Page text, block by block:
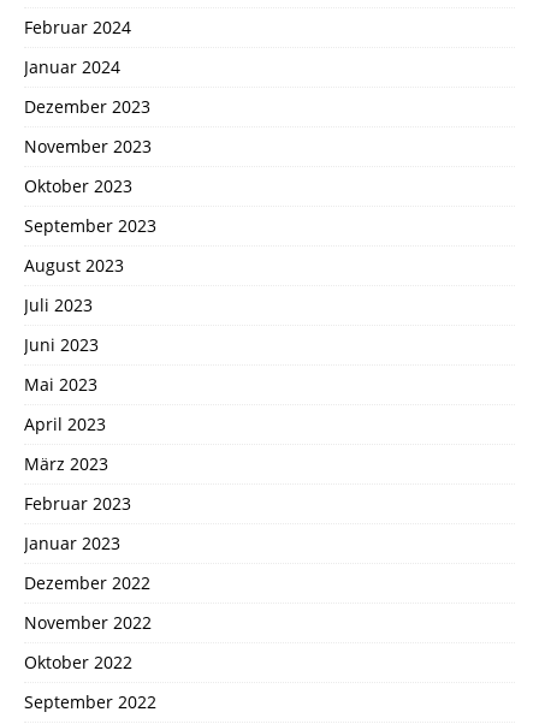
Februar 2024
Januar 2024
Dezember 2023
November 2023
Oktober 2023
September 2023
August 2023
Juli 2023
Juni 2023
Mai 2023
April 2023
März 2023
Februar 2023
Januar 2023
Dezember 2022
November 2022
Oktober 2022
September 2022